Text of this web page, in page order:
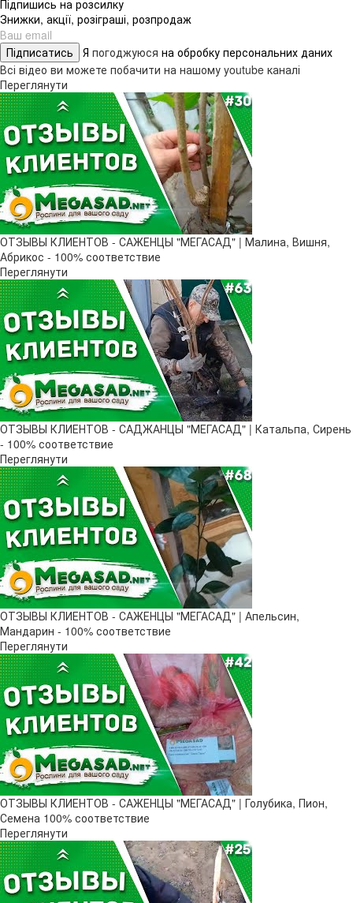
Підпишись на розсилку
Знижки, акції, розіграші, розпродаж
Підписатись Я погоджуюся на обробку персональних даних
Всі відео ви можете побачити на нашому youtube каналі
Переглянути
ОТЗЫВЫ КЛИЕНТОВ - САЖЕНЦЫ "МЕГАСАД" | Малина, Вишня,
Абрикос - 100% соответствие
Переглянути
ОТЗЫВЫ КЛИЕНТОВ - САДЖАНЦЫ "МЕГАСАД" | Катальпа, Сирень
- 100% соответствие
Переглянути
ОТЗЫВЫ КЛИЕНТОВ - САЖЕНЦЫ "МЕГАСАД" | Апельсин,
Мандарин - 100% соответствие
Переглянути
ОТЗЫВЫ КЛИЕНТОВ - САЖЕНЦЫ "МЕГАСАД" | Голубика, Пион,
Семена 100% соответствие
Переглянути